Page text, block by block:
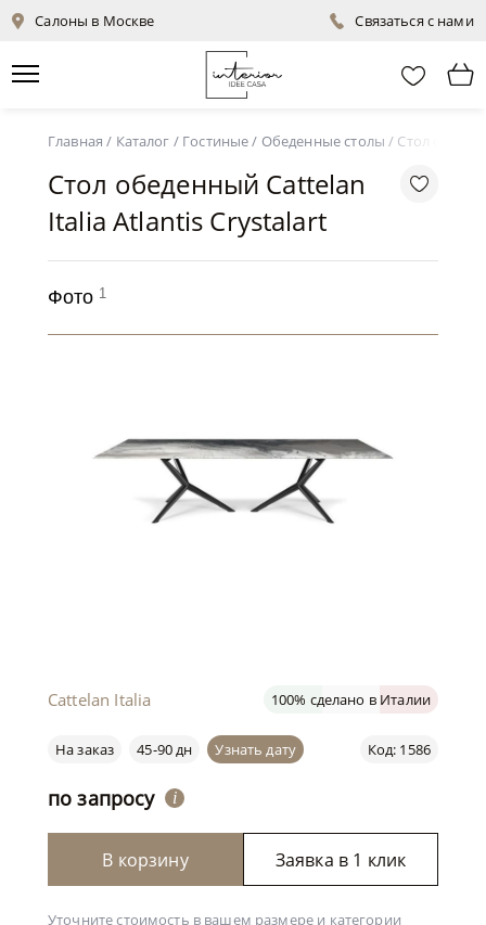
Салоны в Москве Связаться с нами
Главная / Каталог / Гостиные/ Обеденные столы / Стол
Стол обеденный Cattelan
Italia Atlantis Crystalart
Фото 1
Cattelan Italia 100% сделано в Италии
Код: 1586
На заказ 45-90 дн Узнать дату
по запросу i
В корзину Заявка в 1 клик
Уточните стоимость в вашем размере и категории